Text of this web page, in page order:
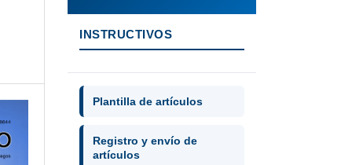
INSTRUCTIVOS
Plantilla de artículos
Registro y envío de
artículos